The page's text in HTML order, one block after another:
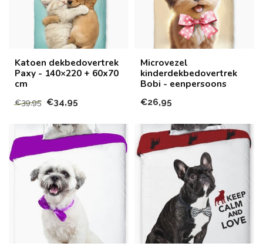
Katoen dekbedovertrek
Paxy - 140×220 + 60x70
cm
€39,95 €34,95
Microvezel
kinderdekbedovertrek
Bobi - eenpersoons
€26,95